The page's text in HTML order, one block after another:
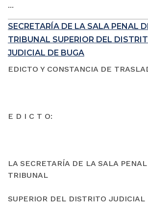
...
SECRETARÍA DE LA SALA PENAL
TRIBUNAL SUPERIOR DEL
JUDICIAL DE BUGA
EDICTO Y CONSTANCIA DE
E D I C T O:
LA SECRETARÍA DE LA SALA
TRIBUNAL
SUPERIOR DEL DISTRITO JUDICIAL